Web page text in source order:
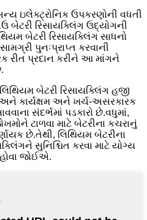
ઇલેક્ટ્રોનિક ઉપકરણોની વધતી
બેટરી રિસાયક્લિંગ ઉદ્યોગની
બેટરી રિસાયક્લિંગ સાધનો
પુનઃપ્રાપ્ત કરવાની
રીત પ્રદાન કરીને આ માંગને
બેટરી રિસાયક્લિંગ હજી
કાર્યક્ષમ અને ખર્ચ-અસરકારક
સંદર્ભમાં પડકારો છે.વધુમાં,
ટાળવા માટે બેટરીના કચરાનું
છે.તેથી, લિથિયમ બેટરીના
સુનિશ્ચિત કરવા માટે યોગ્ય
જોઈએ.